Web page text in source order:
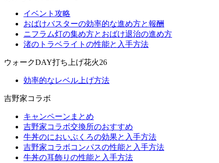
イベント攻略
おばけバスターの効率的な進め方と報酬
ニフラム灯の集め方とおばけ退治の進め方
渚のトラベライトの性能と入手方法
ウォークDAY打ち上げ花火26
効率的なレベル上げ方法
吉野家コラボ
キャンペーンまとめ
吉野家コラボ交換所のおすすめ
牛丼のにおいぶくろの効果と入手方法
吉野家コラボコンパスの性能と入手方法
牛丼の耳飾りの性能と入手方法